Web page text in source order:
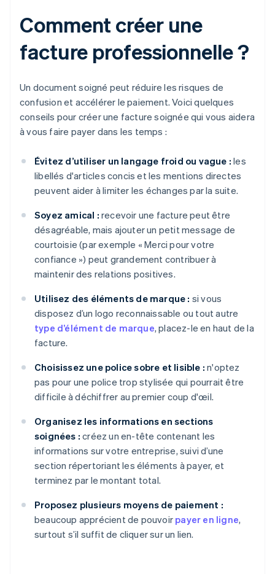
Comment créer une
facture professionnelle ?
Un document soigné peut réduire les risques de
confusion et accélérer le paiement. Voici quelques
conseils pour créer une facture soignée qui vous aidera
à vous faire payer dans les temps :
Évitez d’utiliser un langage froid ou vague : les
libellés d'articles concis et les mentions directes
peuvent aider à limiter les échanges par la suite.
Soyez amical : recevoir une facture peut être
désagréable, mais ajouter un petit message de
courtoisie (par exemple « Merci pour votre
confiance ») peut grandement contribuer à
maintenir des relations positives.
Utilisez des éléments de marque : si vous
disposez d’un logo reconnaissable ou tout autre
type d’élément de marque, placez-le en haut de la
facture.
Choisissez une police sobre et lisible : n'optez
pas pour une police trop stylisée qui pourrait être
difficile à déchiffrer au premier coup d'œil.
Organisez les informations en sections
soignées : créez un en-tête contenant les
informations sur votre entreprise, suivi d’une
section répertoriant les éléments à payer, et
terminez par le montant total.
Proposez plusieurs moyens de paiement :
beaucoup apprécient de pouvoir payer en ligne,
surtout s’il suffit de cliquer sur un lien.